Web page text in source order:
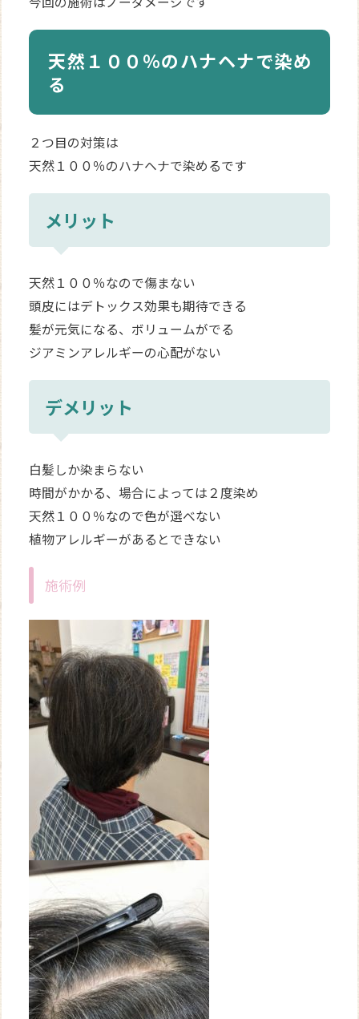
天然１００％のハナヘナで染め
る
２つ目の対策は
天然１００％のハナヘナで染めるです
メリット
天然１００％なので傷まない
頭皮にはデトックス効果も期待できる
髪が元気になる、ボリュームがでる
ジアミンアレルギーの心配がない
デメリット
白髪しか染まらない
時間がかかる、場合によっては２度染め
天然１００％なので色が選べない
植物アレルギーがあるとできない
施術例